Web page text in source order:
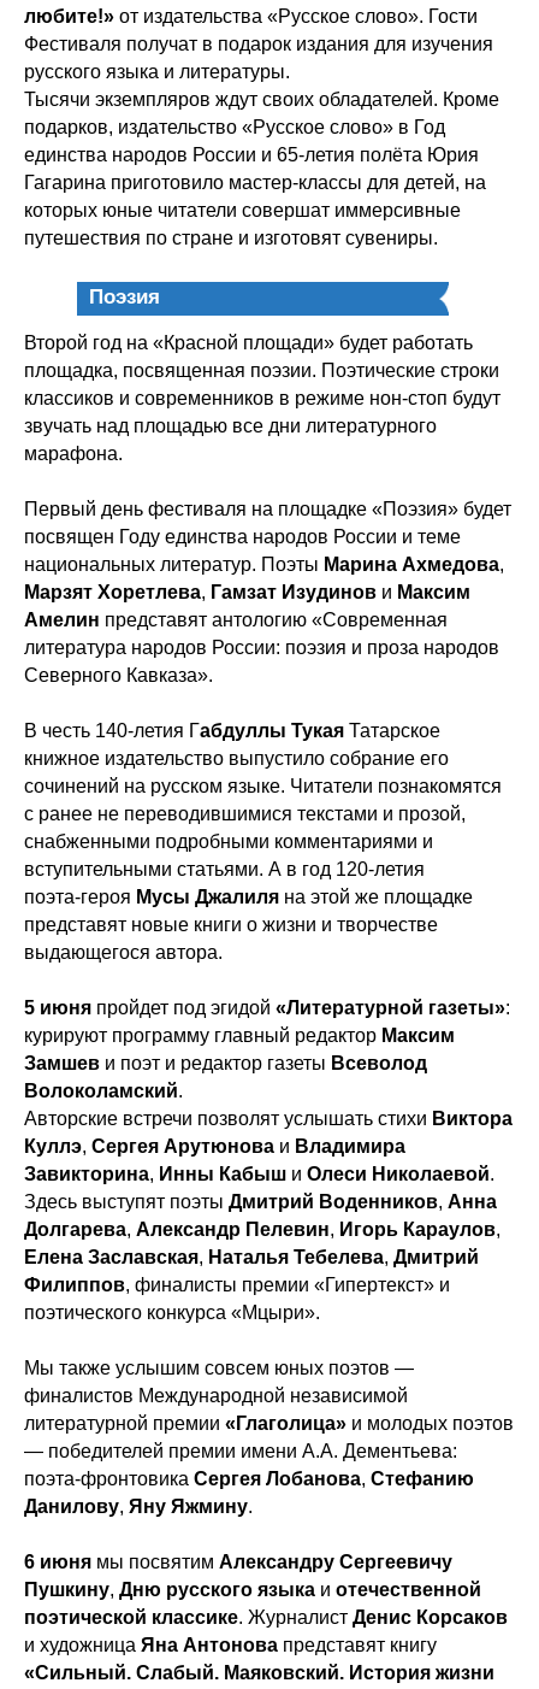
любите!» от издательства «Русское слово». Гости
Фестиваля получат в подарок издания для изучения
русского языка и литературы.
Тысячи экземпляров ждут своих обладателей. Кроме
подарков, издательство «Русское слово» в Год
единства народов России и 65-летия полёта Юрия
Гагарина приготовило мастер-классы для детей, на
которых юные читатели совершат иммерсивные
путешествия по стране и изготовят сувениры.
Поэзия
Второй год на «Красной площади» будет работать
площадка, посвященная поэзии. Поэтические строки
классиков и современников в режиме нон-стоп будут
звучать над площадью все дни литературного
марафона.
Первый день фестиваля на площадке «Поэзия» будет
посвящен Году единства народов России и теме
национальных литератур. Поэты Марина Ахмедова,
Марзят Хоретлева, Гамзат Изудинов и Максим
Амелин представят антологию «Современная
литература народов России: поэзия и проза народов
Северного Кавказа».
В честь 140‑летия Габдуллы Тукая Татарское
книжное издательство выпустило собрание его
сочинений на русском языке. Читатели познакомятся
с ранее не переводившимися текстами и прозой,
снабженными подробными комментариями и
вступительными статьями. А в год 120‑летия
поэта‑героя Мусы Джалиля на этой же площадке
представят новые книги о жизни и творчестве
выдающегося автора.
5 июня пройдет под эгидой «Литературной газеты»:
курируют программу главный редактор Максим
Замшев и поэт и редактор газеты Всеволод
Волоколамский.
Авторские встречи позволят услышать стихи Виктора
Куллэ, Сергея Арутюнова и Владимира
Завикторина, Инны Кабыш и Олеси Николаевой.
Здесь выступят поэты Дмитрий Воденников, Анна
Долгарева, Александр Пелевин, Игорь Караулов,
Елена Заславская, Наталья Тебелева, Дмитрий
Филиппов, финалисты премии «Гипертекст» и
поэтического конкурса «Мцыри».
Мы также услышим совсем юных поэтов —
финалистов Международной независимой
литературной премии «Глаголица» и молодых поэтов
— победителей премии имени А.А. Дементьева:
поэта-фронтовика Сергея Лобанова, Стефанию
Данилову, Яну Яжмину.
6 июня мы посвятим Александру Сергеевичу
Пушкину, Дню русского языка и отечественной
поэтической классике. Журналист Денис Корсаков
и художница Яна Антонова представят книгу
«Сильный. Слабый. Маяковский. История жизни